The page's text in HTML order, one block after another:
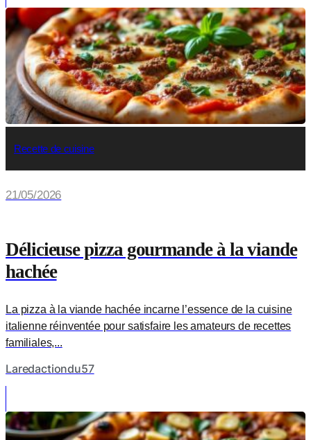
Recette de cuisine
21/05/2026
Délicieuse pizza gourmande à la viande
hachée
La pizza à la viande hachée incarne l’essence de la cuisine
italienne réinventée pour satisfaire les amateurs de recettes
familiales,...
Laredactiondu57